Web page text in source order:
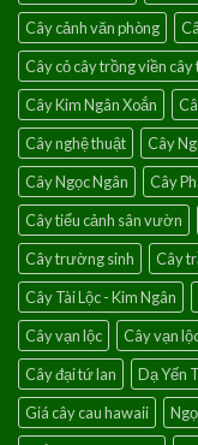
Cây cảnh văn phòng
Cây cỏ cây trồng viền cây
Cây Kim Ngân Xoắn
Cây nghệ thuật
Cây
Cây Ngọc Ngân
Cây
Cây tiểu cảnh sân vườn
Cây trường sinh
Cây
Cây Tài Lộc - Kim Ngân
Cây vạn lộc
Cây vạn
Cây đại tứ lan
Dạ Yến
Giá cây cau hawaii